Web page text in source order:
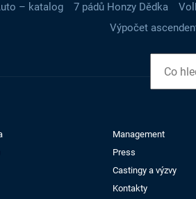
– katalog
7 pádů Honzy Dědka
Výpočet
Management
Press
Castingy a výzvy
Kontakty